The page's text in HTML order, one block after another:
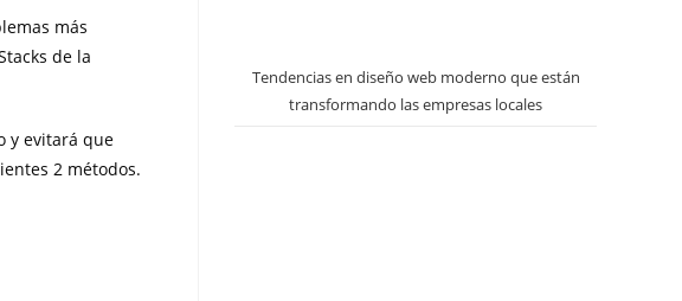
más
de la
y evitará que
2 métodos.
Tendencias en diseño web moderno que están
transformando las empresas locales